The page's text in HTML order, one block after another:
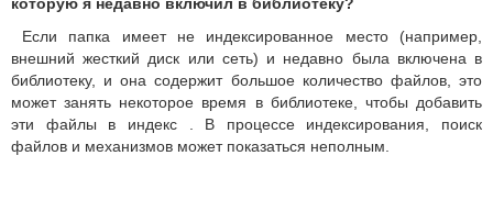
Если папка имеет не индексированное место (например,
внешний жесткий диск или сеть) и недавно была включена в
библиотеку, и она содержит большое количество файлов, это
может занять некоторое время в библиотеке, чтобы добавить
эти файлы в индекс . В процессе индексирования, поиск
файлов и механизмов может показаться неполным.